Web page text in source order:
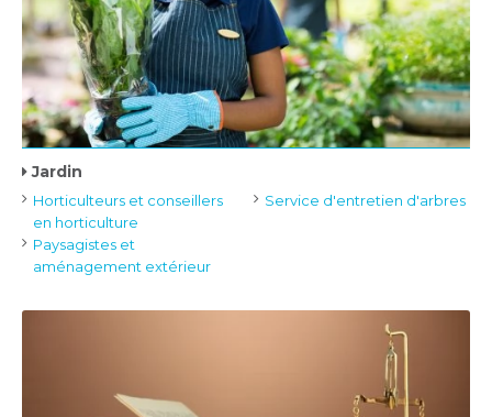
Jardin
Horticulteurs et conseillers
en horticulture
Paysagistes et
aménagement extérieur
Service d'entretien d'arbres